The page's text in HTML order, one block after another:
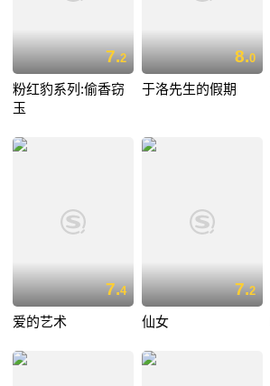
7.2
粉红豹系列:偷香窃
玉
8.0
于洛先生的假期
7.4
爱的艺术
7.2
仙女